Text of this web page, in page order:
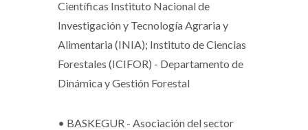
Científicas Instituto Nacional de
Investigación y Tecnología Agraria y
Alimentaria (INIA); Instituto de Ciencias
Forestales (ICIFOR) - Departamento de
Dinámica y Gestión Forestal
• BASKEGUR - Asociación del sector